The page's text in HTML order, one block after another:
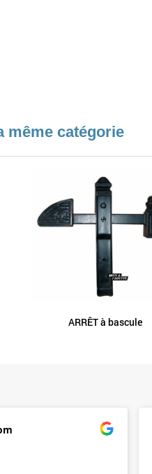
même catégorie
ARRÊT à bascule